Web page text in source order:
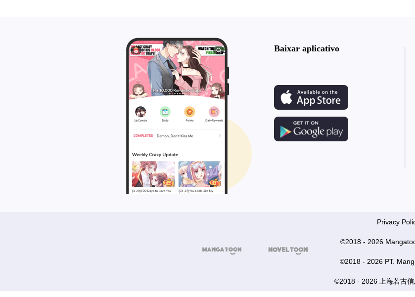
Baixar aplicativo
 
Privacy
©2018 - 2026
©2018 - 2026 PT.
©2018 - 2026 上海若古信